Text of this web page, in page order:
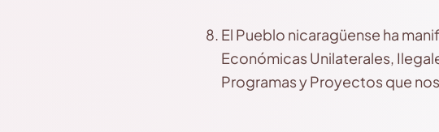
El Pueblo nicaragüense ha
Económicas Unilaterales,
Programas y Proyectos que